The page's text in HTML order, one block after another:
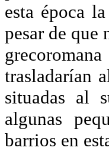
esta época
pesar de que
trasladarían
situadas al
algunas
barrios en